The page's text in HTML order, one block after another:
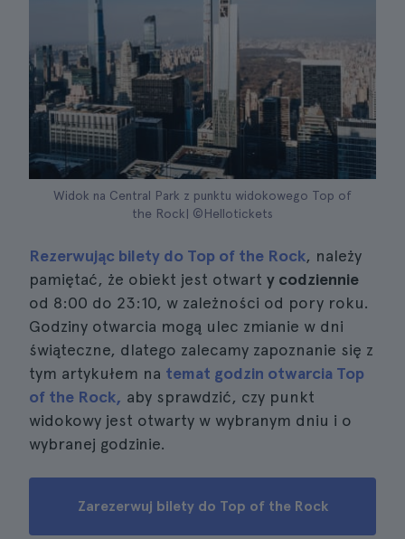
Widok na Central Park z punktu widokowego Top of
the Rock| ©Hellotickets
Rezerwując bilety do Top of the Rock, należy
pamiętać, że obiekt jest otwart y codziennie
od 8:00 do 23:10, w zależności od pory roku.
Godziny otwarcia mogą ulec zmianie w dni
świąteczne, dlatego zalecamy zapoznanie się z
tym artykułem na temat godzin otwarcia Top
of the Rock, aby sprawdzić, czy punkt
widokowy jest otwarty w wybranym dniu i o
wybranej godzinie.
Zarezerwuj bilety do Top of the Rock